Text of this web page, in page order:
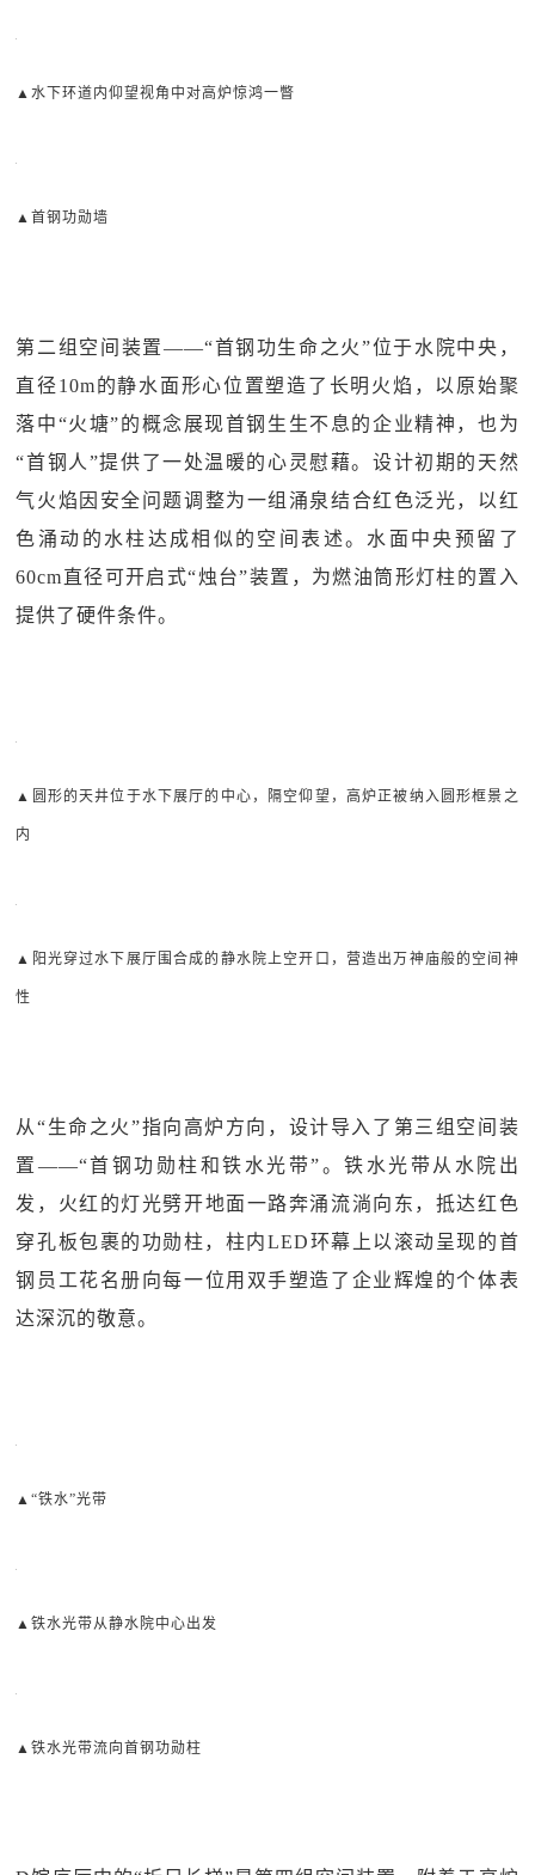
▲水下环道内仰望视角中对高炉惊鸿一瞥
▲首钢功勋墙
第二组空间装置——“首钢功生命之火”位于水院中央，
直径10m的静水面形心位置塑造了长明火焰，以原始聚
落中“火塘”的概念展现首钢生生不息的企业精神，也为
“首钢人”提供了一处温暖的心灵慰藉。设计初期的天然
气火焰因安全问题调整为一组涌泉结合红色泛光，以红
色涌动的水柱达成相似的空间表述。水面中央预留了
60cm直径可开启式“烛台”装置，为燃油筒形灯柱的置入
提供了硬件条件。
▲圆形的天井位于水下展厅的中心，隔空仰望，高炉正被纳入圆形框景之
内
▲阳光穿过水下展厅围合成的静水院上空开口，营造出万神庙般的空间神
性
从“生命之火”指向高炉方向，设计导入了第三组空间装
置——“首钢功勋柱和铁水光带”。铁水光带从水院出
发，火红的灯光劈开地面一路奔涌流淌向东，抵达红色
穿孔板包裹的功勋柱，柱内LED环幕上以滚动呈现的首
钢员工花名册向每一位用双手塑造了企业辉煌的个体表
达深沉的敬意。
▲“铁水”光带
▲铁水光带从静水院中心出发
▲铁水光带流向首钢功勋柱